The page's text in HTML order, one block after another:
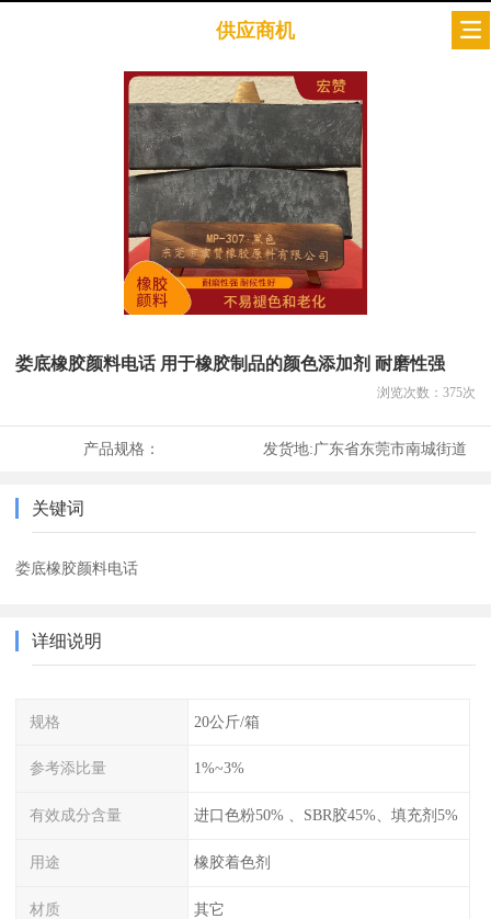
供应商机
娄底橡胶颜料电话 用于橡胶制品的颜色添加剂 耐磨性强
浏览次数： 375次
产品规格： 发货地:广东省东莞市南城街道
关键词
娄底橡胶颜料电话
详细说明
规格 20公斤/箱
参考添比量 1%~3%
有效成分含量 进口色粉50% 、SBR胶45%、填充剂5%
用途 橡胶着色剂
材质 其它